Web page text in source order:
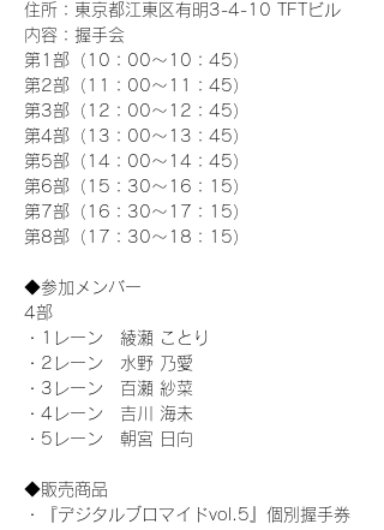
住所：東京都江東区有明3-4-10 TFTビル
内容：握手会
第1部（10：00～10：45）
第2部（11：00～11：45）
第3部（12：00～12：45）
第4部（13：00～13：45）
第5部（14：00～14：45）
第6部（15：30～16：15）
第7部（16：30～17：15）
第8部（17：30～18：15）
◆参加メンバー
4部
・1レーン　綾瀬 ことり
・2レーン　水野 乃愛
・3レーン　百瀬 紗菜
・4レーン　吉川 海未
・5レーン　朝宮 日向
◆販売商品
・『デジタルブロマイドvol.5』個別握手券